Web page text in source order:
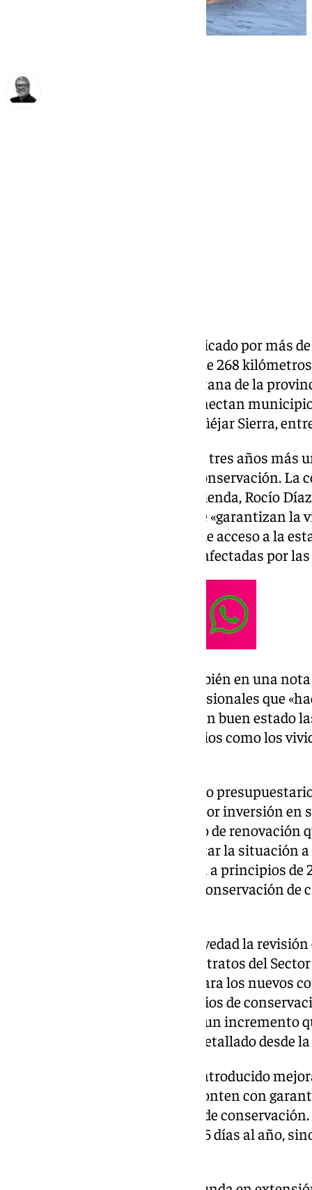
ha adjudicado por más
contrato para la conservación de 268
autonómica del área metropolitana de la
Este lote abarca 26 vías, que conectan
La Zubia, Cájar, Pinos Genil o Güéjar Sierra,
Estos lotes, con una vigencia de tres años más
han sido adjudicados a Sacyr Conservación. La
Articulación del Territorio y Vivienda, Rocío
importancia de un contrato que «garantizan la
concurridos como la carretera de acceso a la
que, por ejemplo, pueden verse afectadas por
Rocío Díaz ha reivindicado también en una
esfuerzo de este equipo de profesionales que
365 días al año para mantener en buen estado
demuestra más aún con episodios como los
Díaz ha destacado el incremento
las carreteras, porque «es la mejor inversión en
Además, ha resaltado el proceso de
forma y con previsión» para evitar la situación
Moreno se enfrentó a su llegada a principios
mayoría de estos contratos de conservación
Andalucía ha incluido como novedad la
la modificación de la Ley de Contratos del
recogida con carácter general para los nuevos
«la revisión excepcional de precios de
petición del sector, que solicitó un incremento
costes de los materiales», han detallado desde
Estos contratos también han introducido
favorecen que las empresas afronten con
con el personal de los servicios de
buen servicio de 24 horas los 365 días al año,